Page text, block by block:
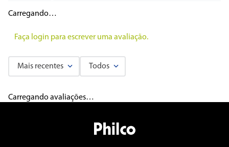
Carregando…
Faça login para escrever uma avaliação.
Mais recentes Todos
Carregando avaliações…